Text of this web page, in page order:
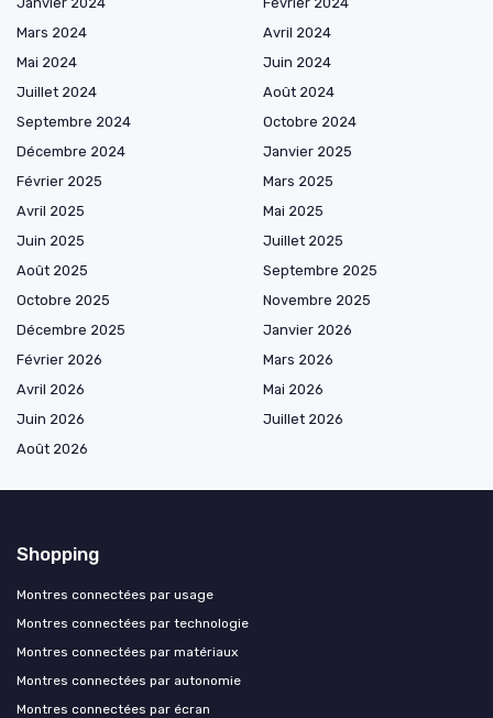
Mars 2024
Avril 2024
Mai 2024
Juin 2024
Juillet 2024
Août 2024
Septembre 2024
Octobre 2024
Décembre 2024
Janvier 2025
Février 2025
Mars 2025
Avril 2025
Mai 2025
Juin 2025
Juillet 2025
Août 2025
Septembre 2025
Octobre 2025
Novembre 2025
Décembre 2025
Janvier 2026
Février 2026
Mars 2026
Avril 2026
Mai 2026
Juin 2026
Juillet 2026
Août 2026
Shopping
Montres connectées par usage
Montres connectées par technologie
Montres connectées par matériaux
Montres connectées par autonomie
Montres connectées par écran